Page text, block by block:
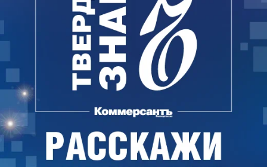
продукции на 828,5 млрд руб., что на 10,8%
больше, чем в январе-июне 2021 года, а в сфере
обеспечения электрической энергией, газом и
паром, кондиционирования воздуха — на 82,2
млрд руб. (рост на 6,6%). В сфере водоснабжения,
водоотведения, организации сбора и утилизации
отходов, деятельности по ликвидации
загрязнений отгружено продукции на 14,7 млрд
руб., это на 5,1% меньше, чем за аналогичный
период прошлого года.